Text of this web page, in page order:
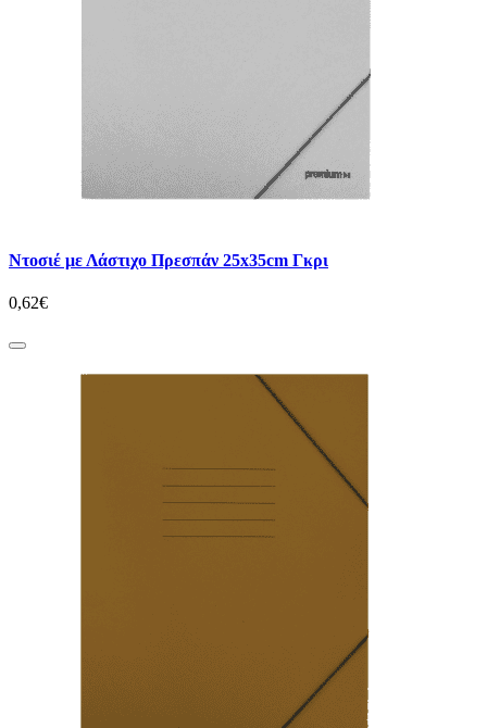
Ντοσιέ με Λάστιχο Πρεσπάν 25x35cm Γκρι
0,62€